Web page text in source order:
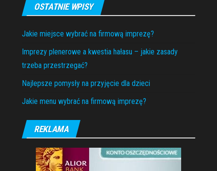
OSTATNIE WPISY
Jakie miejsce wybrać na firmową imprezę?
Imprezy plenerowe a kwestia hałasu – jakie zasady
trzeba przestrzegać?
Najlepsze pomysły na przyjęcie dla dzieci
Jakie menu wybrać na firmową imprezę?
REKLAMA